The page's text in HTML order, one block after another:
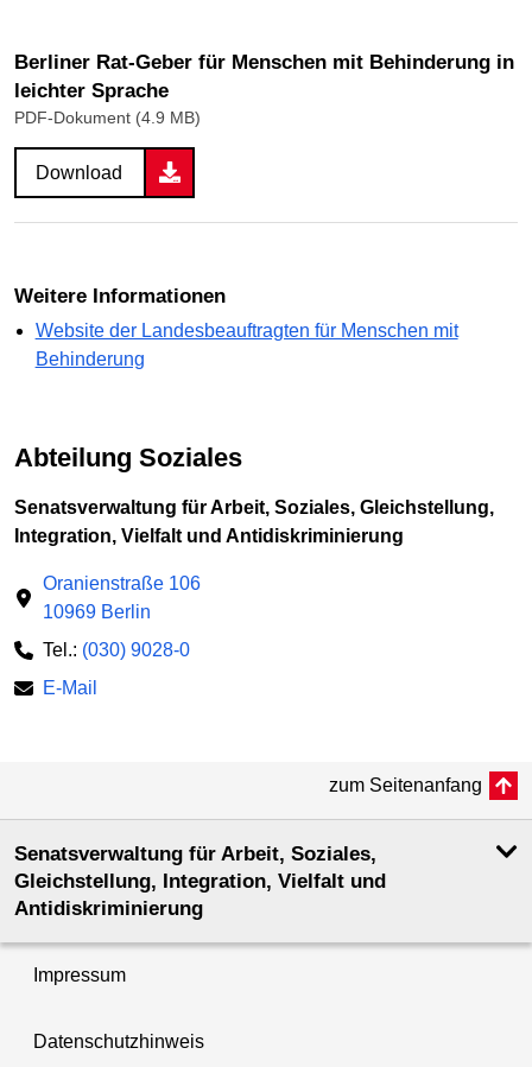
Berliner Rat-Geber für Menschen mit Behinderung in
leichter Sprache
PDF-Dokument (4.9 MB)
Download
Weitere Informationen
Website der Landesbeauftragten für Menschen mit
Behinderung
Abteilung Soziales
Senatsverwaltung für Arbeit, Soziales, Gleichstellung,
Integration, Vielfalt und Antidiskriminierung
Oranienstraße 106
10969 Berlin
Tel.: (030) 9028-0
E-Mail
zum Seitenanfang
Senatsverwaltung für Arbeit, Soziales,
Gleichstellung, Integration, Vielfalt und
Antidiskriminierung
Impressum
Datenschutzhinweis